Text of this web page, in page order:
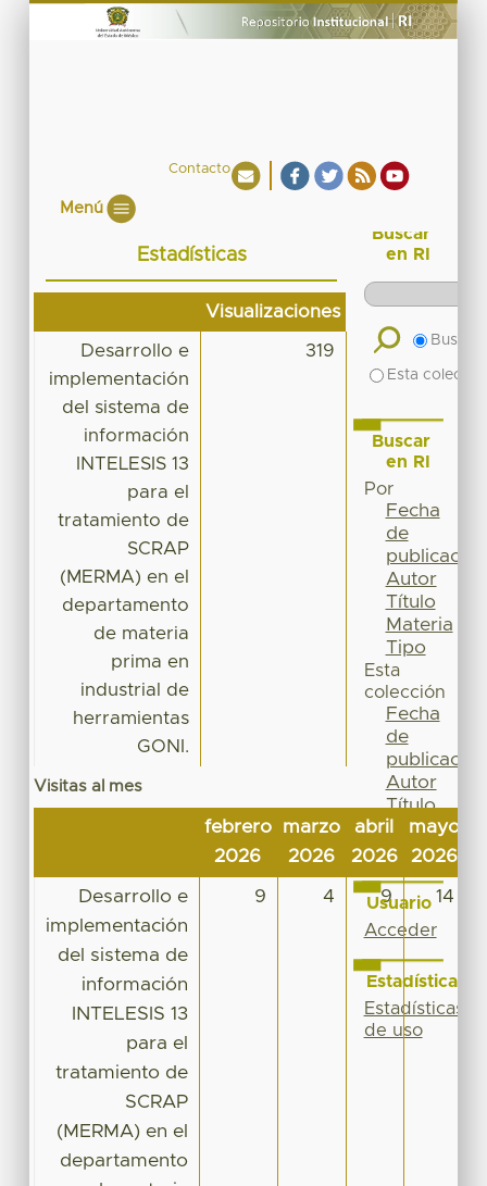
Contacto
Menú
Estadísticas
Visualizaciones
Desarrollo e
implementación
del sistema de
información
INTELESIS 13
para el
tratamiento de
SCRAP
(MERMA) en el
departamento
de materia
prima en
industrial de
herramientas
GONI.
319
Visitas al mes
febrero
2026
marzo
2026
abril
2026
mayo
2026
Desarrollo e
implementación
del sistema de
información
INTELESIS 13
para el
tratamiento de
SCRAP
(MERMA) en el
departamento
9 4 9 14
Buscar
en RI
Buscar
Esta
Buscar
en RI
Por
Fecha
de
publicación
Autor
Título
Materia
Tipo
Esta
colección
Fecha
de
publicación
Autor
Título
Materia
Tipo
Usuario
Acceder
Estadísticas
Estadísticas
de uso